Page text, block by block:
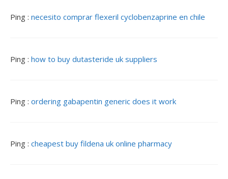
e
Ping : necesito comprar flexeril cyclobenzaprine en chile
Ping : how to buy dutasteride uk suppliers
Ping : ordering gabapentin generic does it work
Ping : cheapest buy fildena uk online pharmacy